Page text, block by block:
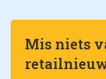
Mis niets